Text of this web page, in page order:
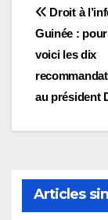
de
Droit à
Guinée :
voici les dix
au président
Articles